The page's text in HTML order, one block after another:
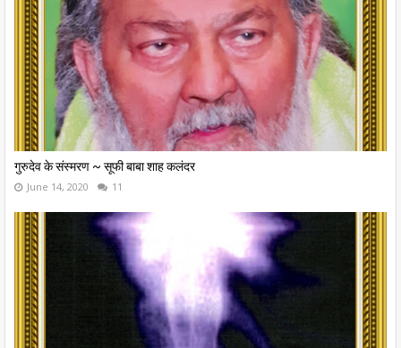
गुरुदेव के संस्मरण ~ सूफी बाबा शाह कलंदर
June 14, 2020 11